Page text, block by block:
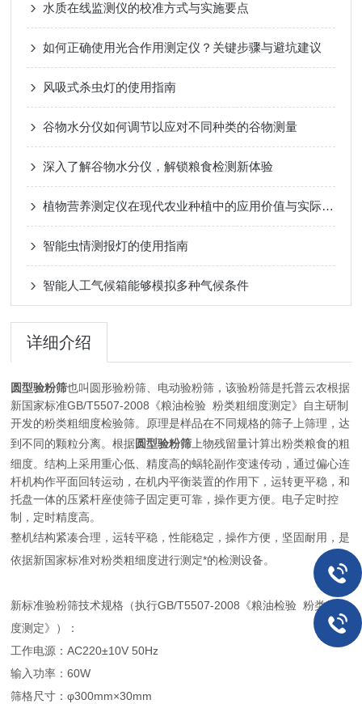
水质在线监测仪的校准方式与实施要点
如何正确使用光合作用测定仪？关键步骤与避坑建议
风吸式杀虫灯的使用指南
谷物水分仪如何调节以应对不同种类的谷物测量
深入了解谷物水分仪，解锁粮食检测新体验
植物营养测定仪在现代农业种植中的应用价值与实际作用
智能虫情测报灯的使用指南
智能人工气候箱能够模拟多种气候条件
详细介绍
圆型验粉筛也叫圆形验粉筛、电动验粉筛，该验粉筛是托普云农根据
新国家标准GB/T5507-2008《粮油检验 粉类粗细度测定》自主研制
开发的粉类粗细度检验筛。原理是样品在不同规格的筛子上筛理，达
到不同的颗粒分离。根据圆型验粉筛 上物残留量计算出粉类粮食的粗
细度。结构上采用重心低、精度高的蜗轮副作变速传动，通过偏心连
杆机构作平面回转运动，在机内平衡装置的作用下，运转更平稳，和
托盘一体的压紧杆座使筛子固定更可靠，操作更方便。电子定时控
制，定时精度高。
整机结构紧凑合理，运转平稳，性能稳定，操作方便，坚固耐用，是
依据新国家标准对粉类粗细度进行测定*的检测设备。
新标准验粉筛技术规格（执行GB/T5507-2008《粮油检验 粉类粗细
度测定》）：
工作电源：AC220±10V 50Hz
输入功率：60W
筛格尺寸：φ300mm×30mm